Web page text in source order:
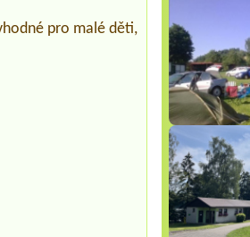
pro malé děti,